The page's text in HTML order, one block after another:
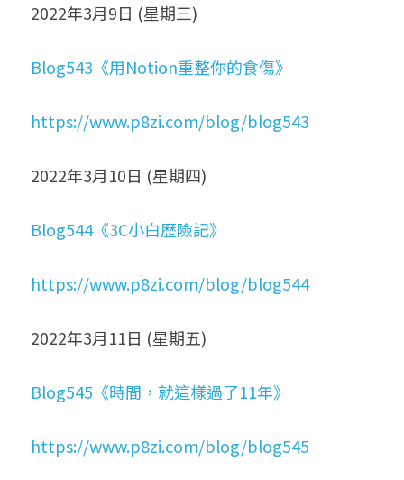
2022年3月9日 (星期三)
Blog543《用Notion重整你的食傷》
https://www.p8zi.com/blog/blog543
2022年3月10日 (星期四)
Blog544《3C小白歷險記》
https://www.p8zi.com/blog/blog544
2022年3月11日 (星期五)
Blog545《時間，就這樣過了11年》
https://www.p8zi.com/blog/blog545